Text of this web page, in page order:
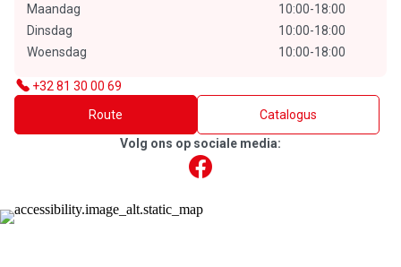
Maandag
10:00-18:00
Dinsdag
10:00-18:00
Woensdag
10:00-18:00
+32 81 30 00 69
Route
Catalogus
Volg ons op sociale media: